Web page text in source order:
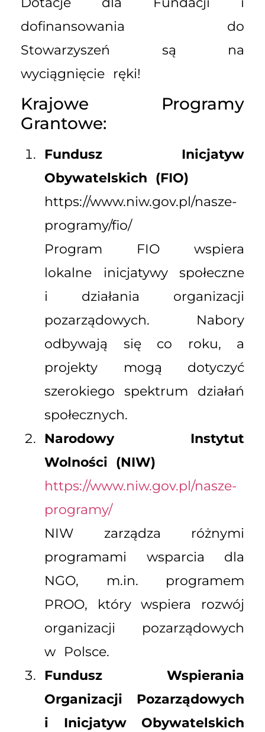
dofinansowania do
Stowarzyszeń są na
wyciągnięcie ręki!
Krajowe Programy
Grantowe:
Fundusz Inicjatyw
Obywatelskich (FIO)
https://www.niw.gov.pl/nasze-
programy/fio/
Program FIO wspiera
lokalne inicjatywy społeczne
i działania organizacji
pozarządowych. Nabory
odbywają się co roku, a
projekty mogą dotyczyć
szerokiego spektrum działań
społecznych.
Narodowy Instytut
Wolności (NIW)
https://www.niw.gov.pl/nasze-
programy/
NIW zarządza różnymi
programami wsparcia dla
NGO, m.in. programem
PROO, który wspiera rozwój
organizacji pozarządowych
w Polsce.
Fundusz Wspierania
Organizacji Pozarządowych
i Inicjatyw Obywatelskich